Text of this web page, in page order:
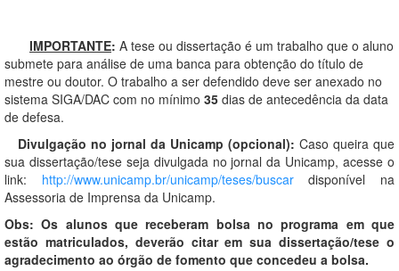
IMPORTANTE: A tese ou dissertação é um trabalho que o aluno
submete para análise de uma banca para obtenção do título de
mestre ou doutor. O trabalho a ser defendido deve ser anexado no
sistema SIGA/DAC com no mínimo 35 dias de antecedência da data
de defesa.
Divulgação no jornal da Unicamp (opcional): Caso queira que
sua dissertação/tese seja divulgada no jornal da Unicamp, acesse o
link: http://www.unicamp.br/unicamp/teses/buscardisponível na
Assessoria de Imprensa da Unicamp.
Obs: Os alunos que receberam bolsa no programa em que
estão matriculados, deverão citar em sua dissertação/tese o
agradecimento ao órgão de fomento que concedeu a bolsa.